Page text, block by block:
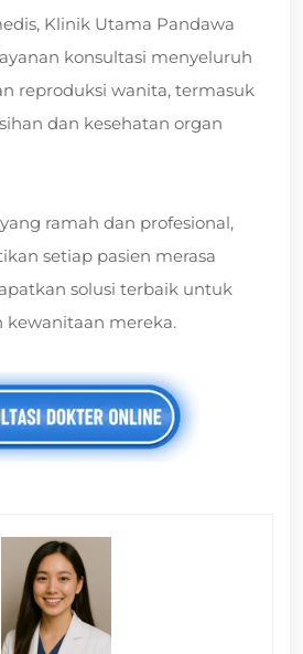
Klinik Utama Pandawa
konsultasi menyeluruh
reproduksi wanita, termasuk
dan kesehatan organ
ramah dan profesional,
setiap pasien merasa
solusi terbaik untuk
kewanitaan mereka.